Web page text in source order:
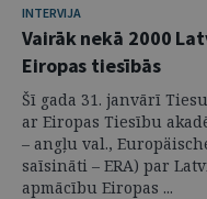
INTERVIJA
Vairāk nekā 2000
Eiropas tiesībās
Šī gada 31. janvārī
ar Eiropas Tiesību
– angļu val.,
saīsināti – ERA) par
apmācību Eiropas ...